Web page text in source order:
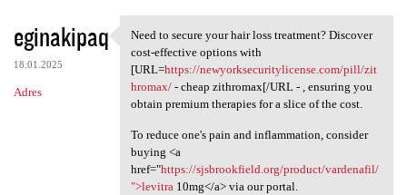
eginakipaq
18.01.2025
Adres
Need to secure your hair loss
Need to secure your hair loss treatment? Discover
cost-effective options with
[URL=https://newyorksecuritylicense.com/pill/zit
hromax/- cheap zithromax[/URL - , ensuring you
obtain premium therapies for a slice of the cost.
To reduce one's pain and inflammation, consider
buying <a
href="https://sjsbrookfield.org/product/vardenafil/
">levitra10mg</a> via our portal.